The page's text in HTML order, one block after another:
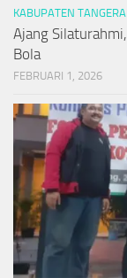
KABUPATEN
Ajang
Bola
FEBRUARI 1, 2026